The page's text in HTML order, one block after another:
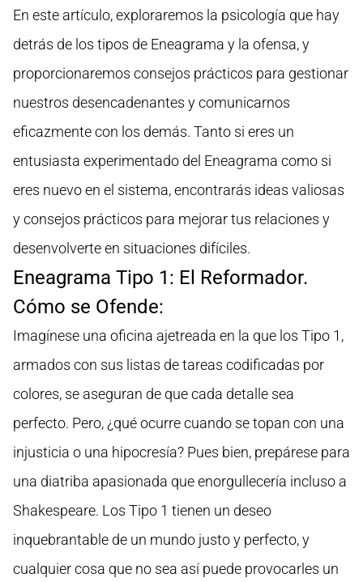
En este artículo, exploraremos la psicología que hay
detrás de los tipos de Eneagrama y la ofensa, y
proporcionaremos consejos prácticos para gestionar
nuestros desencadenantes y comunicarnos
eficazmente con los demás. Tanto si eres un
entusiasta experimentado del Eneagrama como si
eres nuevo en el sistema, encontrarás ideas valiosas
y consejos prácticos para mejorar tus relaciones y
desenvolverte en situaciones difíciles.
Eneagrama Tipo 1: El Reformador.
Cómo se Ofende:
Imagínese una oficina ajetreada en la que los Tipo 1,
armados con sus listas de tareas codificadas por
colores, se aseguran de que cada detalle sea
perfecto. Pero, ¿qué ocurre cuando se topan con una
injusticia o una hipocresía? Pues bien, prepárese para
una diatriba apasionada que enorgullecería incluso a
Shakespeare. Los Tipo 1 tienen un deseo
inquebrantable de un mundo justo y perfecto, y
cualquier cosa que no sea así puede provocarles un